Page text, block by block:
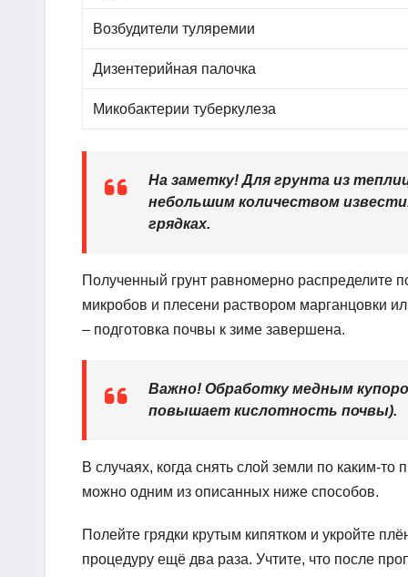
Возбудители туляремии
Дизентерийная палочка
Микобактерии туберкулеза
На заметку! Для грунта из
небольшим количеством
грядках.
Полученный грунт равномерно распределите
микробов и плесени раствором марганцовки
– подготовка почвы к зиме завершена.
Важно! Обработку медным
повышает кислотность почвы).
В случаях, когда снять слой земли по каким-
можно одним из описанных ниже способов.
Полейте грядки крутым кипятком и укройте
процедуру ещё два раза. Учтите, что после